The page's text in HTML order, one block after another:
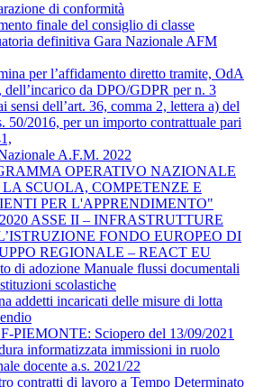
di conformità
finale del consiglio di classe
definitiva Gara Nazionale AFM
per l’affidamento diretto tramite, OdA
dell’incarico da DPO/GDPR per n. 3
sensi dell’art. 36, comma 2, lettera a) del
50/2016, per un importo contrattuale pari
A.F.M. 2022
OPERATIVO NAZIONALE
LA SCUOLA, COMPETENZE E
PER L'APPRENDIMENTO"
ASSE II – INFRASTRUTTURE
FONDO EUROPEO DI
REGIONALE – REACT EU
di adozione Manuale flussi documentali
scolastiche
addetti incaricati delle misure di lotta
PIEMONTE: Sciopero del 13/09/2021
informatizzata immissioni in ruolo
docente a.s. 2021/22
contratti di lavoro a Tempo Determinato